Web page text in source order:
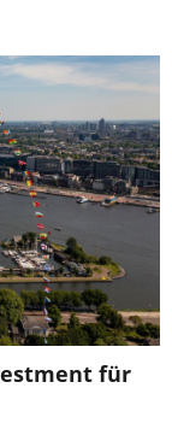
für